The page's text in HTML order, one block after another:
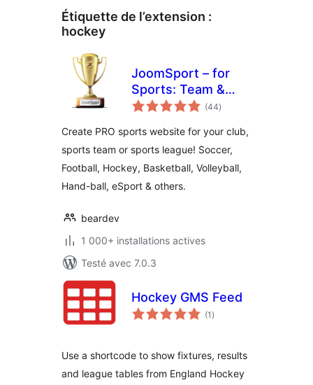
Étiquette de l’extension :
hockey
JoomSport – for
Sports: Team &
League, Football,
(44notes
en
)
Create PRO sports website for your club,
sports team or sports league! Soccer,
Football, Hockey, Basketball, Volleyball,
Hand-ball, eSport & others.
beardev
1 000+ installations actives
Testé avec 7.0.3
Hockey GMS Feed
(1 notes
en
)
Use a shortcode to show fixtures, results
and league tables from England Hockey